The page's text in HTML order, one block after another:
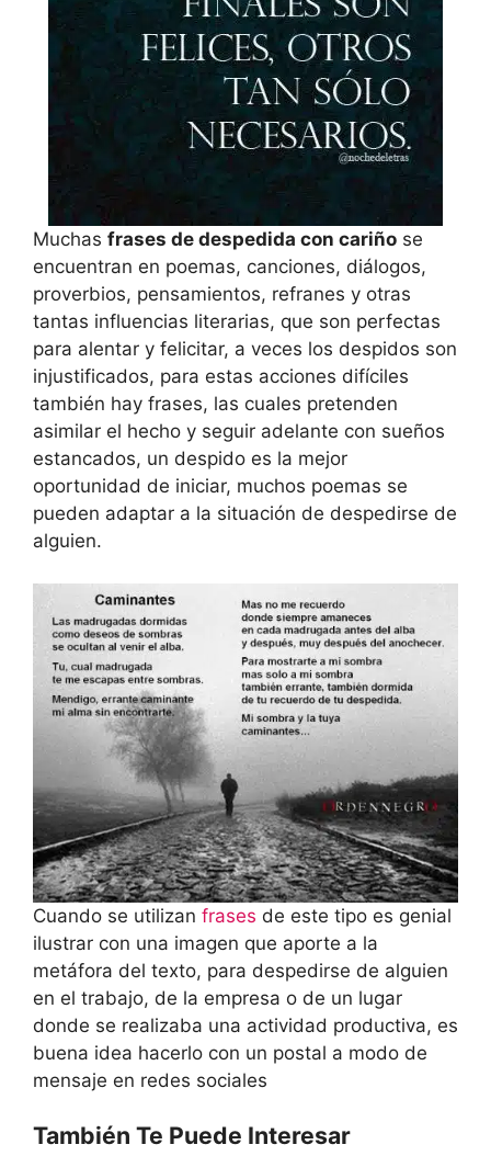
Muchas frases de despedida con cariño se
encuentran en poemas, canciones, diálogos,
proverbios, pensamientos, refranes y otras
tantas influencias literarias, que son perfectas
para alentar y felicitar, a veces los despidos son
injustificados, para estas acciones difíciles
también hay frases, las cuales pretenden
asimilar el hecho y seguir adelante con sueños
estancados, un despido es la mejor
oportunidad de iniciar, muchos poemas se
pueden adaptar a la situación de despedirse de
alguien.
Cuando se utilizan frases de este tipo es genial
ilustrar con una imagen que aporte a la
metáfora del texto, para despedirse de alguien
en el trabajo, de la empresa o de un lugar
donde se realizaba una actividad productiva, es
buena idea hacerlo con un postal a modo de
mensaje en redes sociales
También Te Puede Interesar